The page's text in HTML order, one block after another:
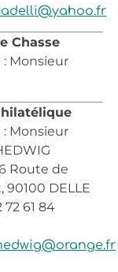
Chasse
Monsieur
Monsieur
Route de
90100 DELLE
72 61 84